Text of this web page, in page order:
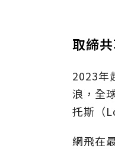
取締
2023年
浪，全
托斯（
網飛在